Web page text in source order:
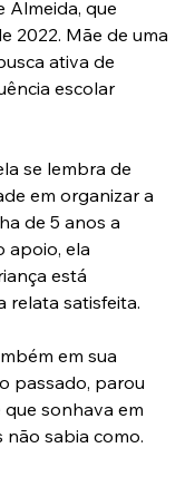
Almeida, que
2022. Mãe de uma
ativa de
escolar
se lembra de
em organizar a
de 5 anos a
apoio, ela
está
relata satisfeita.
em sua
passado, parou
sonhava em
não sabia como.